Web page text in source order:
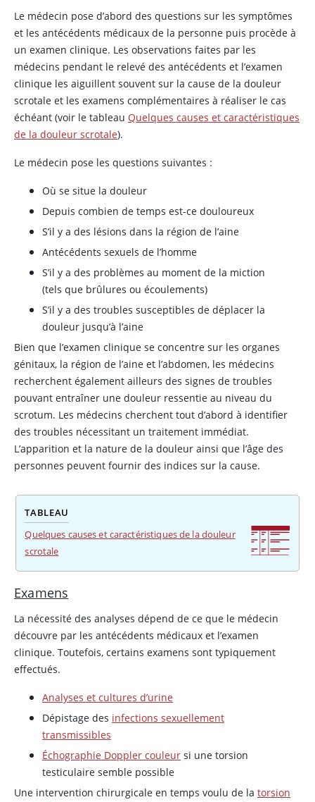
Le médecin pose d’abord des questions sur les symptômes
et les antécédents médicaux de la personne puis procède à
un examen clinique. Les observations faites par les
médecins pendant le relevé des antécédents et l’examen
clinique les aiguillent souvent sur la cause de la douleur
scrotale et les examens complémentaires à réaliser le cas
échéant (voir le tableau Quelques causes et caractéristiques
de la douleur scrotale).
Le médecin pose les questions suivantes :
Où se situe la douleur
Depuis combien de temps est-ce douloureux
S’il y a des lésions dans la région de l’aine
Antécédents sexuels de l’homme
S’il y a des problèmes au moment de la miction
(tels que brûlures ou écoulements)
S’il y a des troubles susceptibles de déplacer la
douleur jusqu’à l’aine
Bien que l’examen clinique se concentre sur les organes
génitaux, la région de l’aine et l’abdomen, les médecins
recherchent également ailleurs des signes de troubles
pouvant entraîner une douleur ressentie au niveau du
scrotum. Les médecins cherchent tout d’abord à identifier
des troubles nécessitant un traitement immédiat.
L’apparition et la nature de la douleur ainsi que l’âge des
personnes peuvent fournir des indices sur la cause.
TABLEAU
Quelques causes et caractéristiques de la douleur
scrotale
Examens
La nécessité des analyses dépend de ce que le médecin
découvre par les antécédents médicaux et l’examen
clinique. Toutefois, certains examens sont typiquement
effectués.
Analyses et cultures d’urine
Dépistage des infections sexuellement
transmissibles
Échographie Doppler couleur si une torsion
testiculaire semble possible
Une intervention chirurgicale en temps voulu de la torsion